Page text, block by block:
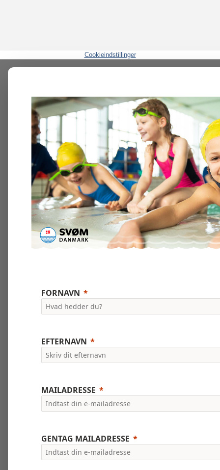
Cookieindstillinger
FORNAVN
EFTERNAVN
MAILADRESSE
GENTAG MAILADRESSE